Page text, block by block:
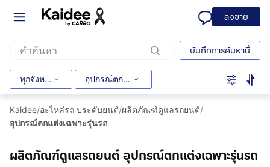
ลงขาย
บันทึกการค้นหานี้
ทุกจังหวัด อุปกรณ์ตกแต่งเฉพาะรุ่นรถ
Kaidee/อะไหล่รถ ประดับยนต์/ผลิตภัณฑ์ดูแลรถยนต์/
อุปกรณ์ตกแต่งเฉพาะรุ่นรถ
ผลิตภัณฑ์ดูแลรถยนต์ อุปกรณ์ตกแต่งเฉพาะรุ่นรถ